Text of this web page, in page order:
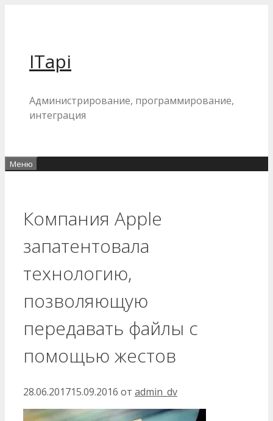
ITapi
Администрирование, программирование,
интеграция
Меню
Компания Apple
запатентовала
технологию,
позволяющую
передавать файлы с
помощью жестов
28.06.201715.09.2016 от admin_dv